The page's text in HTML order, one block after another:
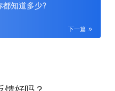
知道多少?
下一篇